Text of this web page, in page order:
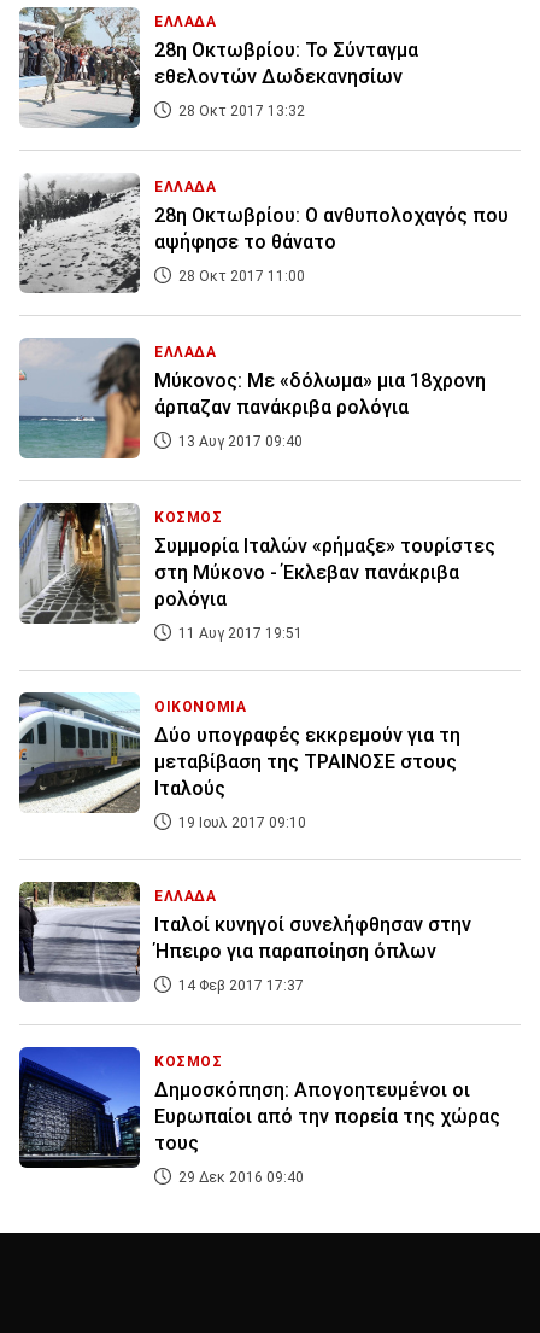
ΕΛΛΑΔΑ
28η Οκτωβρίου: Το Σύνταγμα
εθελοντών Δωδεκανησίων
28 Οκτ 2017 13:32
ΕΛΛΑΔΑ
28η Οκτωβρίου: Ο ανθυπολοχαγός που
αψήφησε το θάνατο
28 Οκτ 2017 11:00
ΕΛΛΑΔΑ
Μύκονος: Με «δόλωμα» μια 18χρονη
άρπαζαν πανάκριβα ρολόγια
13 Αυγ 2017 09:40
ΚΟΣΜΟΣ
Συμμορία Ιταλών «ρήμαξε» τουρίστες
στη Μύκονο - Έκλεβαν πανάκριβα
ρολόγια
11 Αυγ 2017 19:51
ΟΙΚΟΝΟΜΙΑ
Δύο υπογραφές εκκρεμούν για τη
μεταβίβαση της ΤΡΑΙΝΟΣΕ στους
Ιταλούς
19 Ιουλ 2017 09:10
ΕΛΛΑΔΑ
Ιταλοί κυνηγοί συνελήφθησαν στην
Ήπειρο για παραποίηση όπλων
14 Φεβ 2017 17:37
ΚΟΣΜΟΣ
Δημοσκόπηση: Απογοητευμένοι οι
Ευρωπαίοι από την πορεία της χώρας
τους
29 Δεκ 2016 09:40